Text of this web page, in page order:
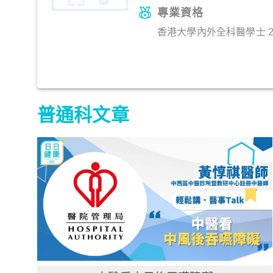
專業資格
香港大學內外全科醫學士
普通科文章